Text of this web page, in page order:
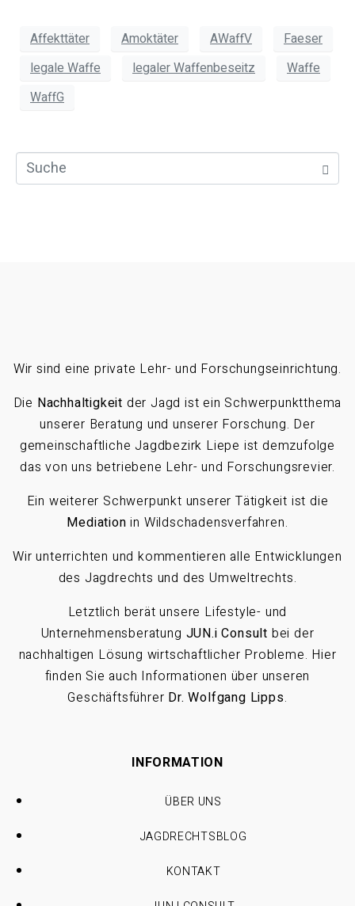
Affekttäter Amoktäter AWaffV
Faeser
legale Waffe
legaler Waffenbeseitz
Waffe
WaffG
Wir sind eine private Lehr- und Forschungseinrichtung.
Die Nachhaltigkeit der Jagd ist ein Schwerpunktthema
unserer Beratung und unserer Forschung. Der
gemeinschaftliche Jagdbezirk Liepe ist demzufolge
das von uns betriebene Lehr- und Forschungsrevier.
Ein weiterer Schwerpunkt unserer Tätigkeit ist die
Mediation in Wildschadensverfahren.
Wir unterrichten und kommentieren alle Entwicklungen
des Jagdrechts und des Umweltrechts.
Letztlich berät unsere Lifestyle- und
Unternehmensberatung JUN.i Consult bei der
nachhaltigen Lösung wirtschaftlicher Probleme. Hier
finden Sie auch Informationen über unseren
Geschäftsführer Dr. Wolfgang Lipps.
INFORMATION
ÜBER UNS
JAGDRECHTSBLOG
KONTAKT